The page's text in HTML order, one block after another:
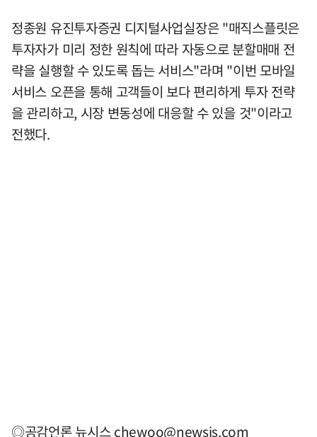
정종원 유진투자증권 디지털사업실장은 "매직스플릿은
투자자가 미리 정한 원칙에 따라 자동으로 분할매매 전
략을 실행할 수 있도록 돕는 서비스"라며 "이번 모바일
서비스 오픈을 통해 고객들이 보다 편리하게 투자 전략
을 관리하고, 시장 변동성에 대응할 수 있을 것"이라고
전했다.
◎공감언론 뉴시스chewoo@newsis.com